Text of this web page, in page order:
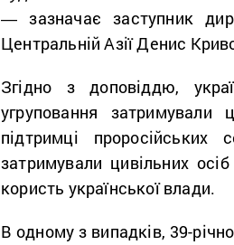
― зазначає заступник
Центральній Азії Денис
Згідно з доповіддю,
угруповання затримували
підтримці
затримували цивільних
користь української влади.
В одному з випадків, 39-